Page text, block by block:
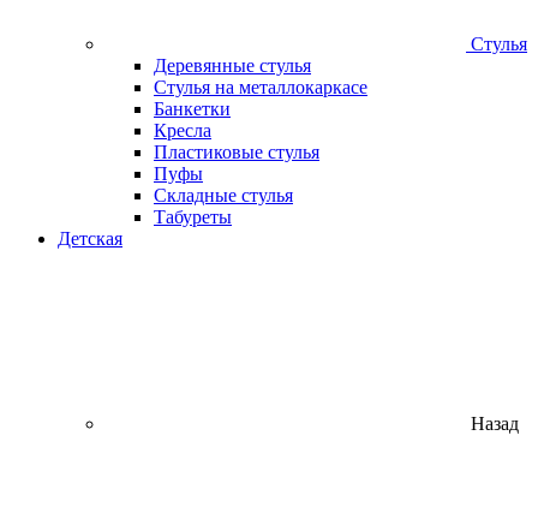
Стулья
Деревянные стулья
Стулья на металлокаркасе
Банкетки
Кресла
Пластиковые стулья
Пуфы
Складные стулья
Табуреты
Детская
Назад